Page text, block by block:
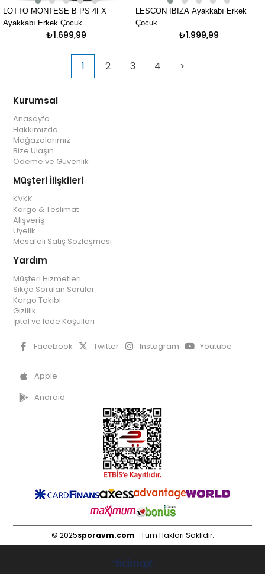
LOTTO MONTESE B PS 4FX
Ayakkabı Erkek Çocuk
₺1.699,99
LESCON IBIZA Ayakkabı Erkek
Çocuk
₺1.999,99
1 2 3 4 >
Kurumsal
Anasayfa
Hakkımızda
Mağazalarımız
Bize Ulaşın
Ödeme ve Güvenlik
Müşteri İlişkileri
KVKK
Kargo & Teslimat
Alışveriş
Üyelik
Mesafeli Satış Sözleşmesi
Yardım
Müşteri Hizmetleri
Sıkça Sorulan Sorular
Kargo Takibi
Gizlilik
İptal ve İade Koşulları
Facebook Twitter Instagram Youtube
Apple
Android
© 2025sporavm.com- Tüm Hakları Saklıdır.